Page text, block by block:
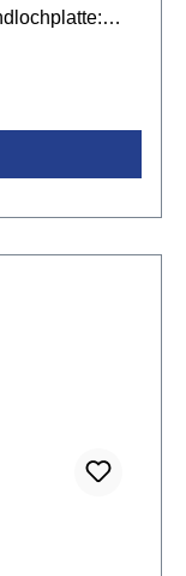
C-
"Metal-
Etui,
zur
(925)inkl.